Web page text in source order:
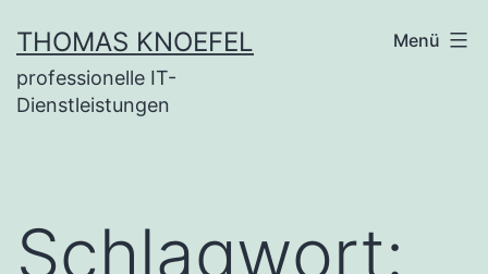
Inhalt
springen
THOMAS KNOEFEL
professionelle IT-
Dienstleistungen
Menü
Schlagwort: